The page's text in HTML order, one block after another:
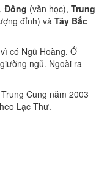
Đông (văn học), Trung
đỉnh) và Tây Bắc
vì có Ngũ Hoàng. Ở
ngủ. Ngoài ra
Cung năm 2003
Lạc Thư.